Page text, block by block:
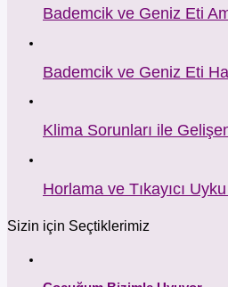
Bademcik ve Geniz Eti
Bademcik ve Geniz Eti
Klima Sorunları ile
Horlama ve Tıkayıcı
Sizin için Seçtiklerimiz